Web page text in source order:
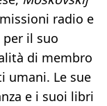
radio e
per il suo
di membro
umani. Le sue
e i suoi libri